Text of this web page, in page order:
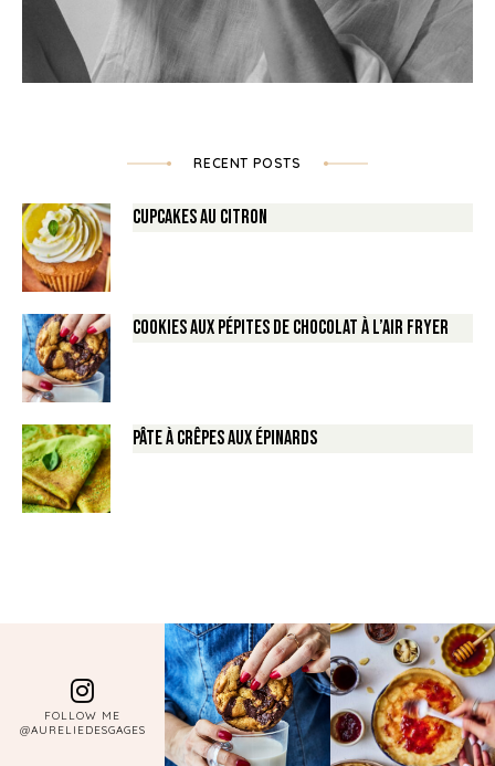
RECENT POSTS
Cupcakes au Citron
Cookies aux pépites de Chocolat à l’air fryer
Pâte à crêpes aux épinards
FOLLOW ME
@AURELIEDESGAGES